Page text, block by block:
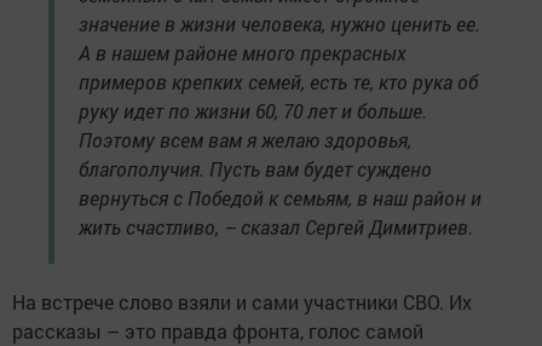
значение в жизни человека, нужно ценить ее.
А в нашем районе много прекрасных
примеров крепких семей, есть те, кто рука об
руку идет по жизни 60, 70 лет и больше.
Поэтому всем вам я желаю здоровья,
благополучия. Пусть вам будет суждено
вернуться с Победой к семьям, в наш район и
жить счастливо, – сказал Сергей Димитриев.
На встрече слово взяли и сами участники СВО. Их
рассказы – это правда фронта, голос самой